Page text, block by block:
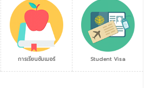
การเรียนซัมเมอร์ Student Visa